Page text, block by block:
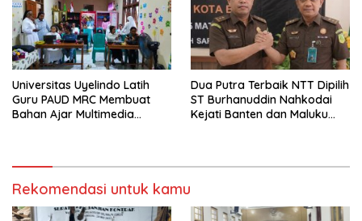
Universitas Uyelindo Latih
Guru PAUD MRC Membuat
Bahan Ajar Multimedia
Dua Putra Terbaik NTT Dipilih
ST Burhanuddin Nahkodai
Kejati Banten dan Maluku
Rekomendasi untuk kamu